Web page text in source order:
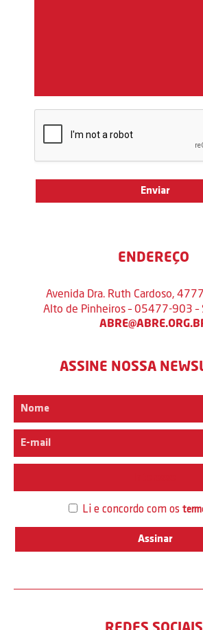
ENDEREÇO
Avenida Dra. Ruth Cardoso,
Alto de Pinheiros – 05477-903 –
ASSINE NOSSA
Li e concordo com os